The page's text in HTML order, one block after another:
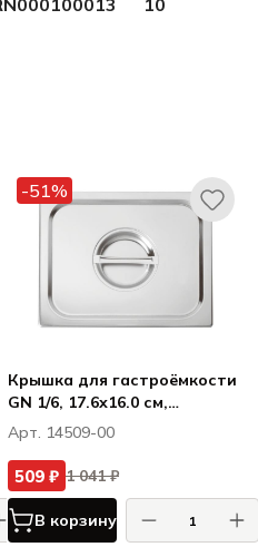
10
-51%
Крышка для гастроёмкости
GN 1/6, 17.6х16.0 см,
нерж.сталь
Арт. 14509-00
509 ₽ 1 041 ₽
В корзину